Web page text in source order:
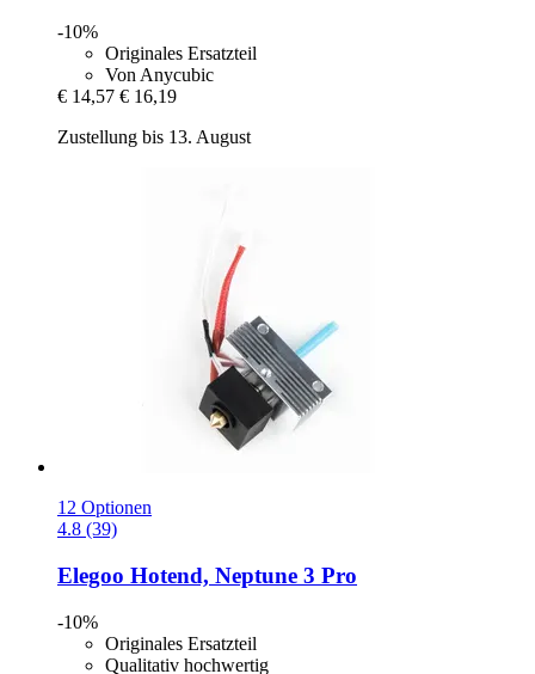
-10%
Originales Ersatzteil
Von Anycubic
€ 14,57 € 16,19
Zustellung bis 13. August
12 Optionen
4.8 (39)
Elegoo Hotend, Neptune 3 Pro
-10%
Originales Ersatzteil
Qualitativ hochwertig